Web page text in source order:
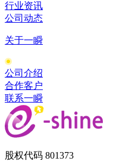
行业资讯
公司动态
关于一瞬
公司介绍
合作客户
联系一瞬
股权代码 801373